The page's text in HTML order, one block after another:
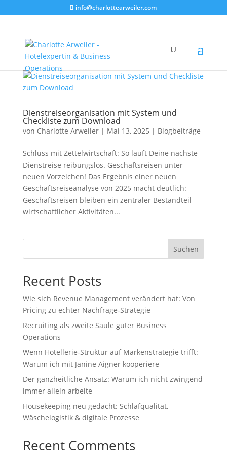
info@charlottearweiler.com
Dienstreiseorganisation mit System und
Checkliste zum Download
von Charlotte Arweiler| Mai 13, 2025 | Blogbeiträge
Schluss mit Zettelwirtschaft: So läuft Deine nächste
Dienstreise reibungslos. Geschäftsreisen unter
neuen Vorzeichen! Das Ergebnis einer neuen
Geschäftsreiseanalyse von 2025 macht deutlich:
Geschäftsreisen bleiben ein zentraler Bestandteil
wirtschaftlicher Aktivitäten...
Suchen
Recent Posts
Wie sich Revenue Management verändert hat: Von
Pricing zu echter Nachfrage‑Strategie
Recruiting als zweite Säule guter Business
Operations
Wenn Hotellerie‑Struktur auf Markenstrategie trifft:
Warum ich mit Janine Aigner kooperiere
Der ganzheitliche Ansatz: Warum ich nicht zwingend
immer allein arbeite
Housekeeping neu gedacht: Schlafqualität,
Wäschelogistik & digitale Prozesse
Recent Comments